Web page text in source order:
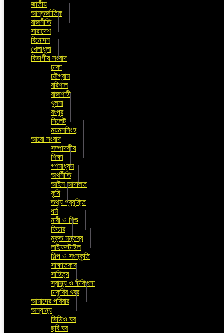
জাতীয়
আন্তর্জাতিক
রাজনীতি
সারাদেশ
বিনোদন
খেলাধুলা
বিভাগীয় সংবাদ
ঢাকা
চট্টগ্রাম
বরিশাল
রাজশাহী
খুলনা
রংপুর
সিলেট
ময়মনসিংহ
আরো সংবাদ
সম্পাদকীয়
শিক্ষা
গণমাধ্যম
অর্থনীতি
আইন আদালত
কৃষি
তথ্য প্রযুক্তি
ধর্ম
নারী ও শিশু
ফিচার
মুক্ত মন্তব্য
লাইফস্টাইল
শিল্প ও সংস্কৃতি
সাক্ষাতকার
সাহিত্য
স্বাস্থ্য ও চিকিৎসা
চাকুরির খবর
আমাদের পরিবার
অন্যান্য
ভিডিও ঘর
ছবি ঘর